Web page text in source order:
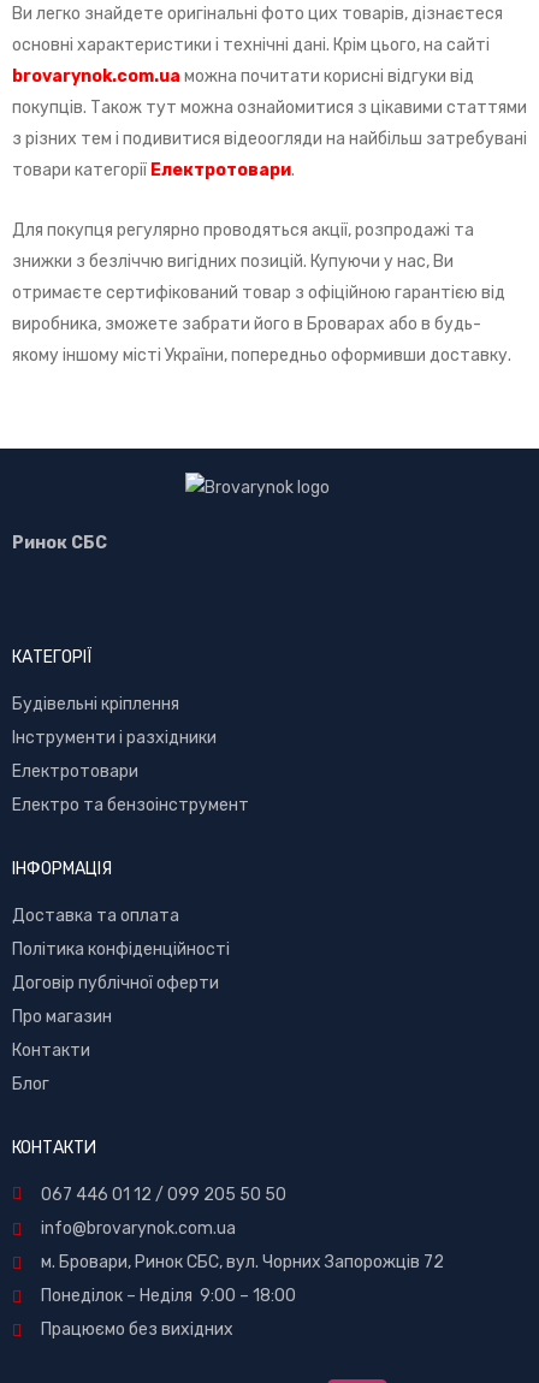
Ви легко знайдете оригінальні фото цих товарів, дізнаєтеся
основні характеристики і технічні дані. Крім цього, на сайті
brovarynok.com.ua можна почитати корисні відгуки від
покупців. Також тут можна ознайомитися з цікавими статтями
з різних тем і подивитися відеоогляди на найбільш затребувані
товари категорії Електротовари.
Для покупця регулярно проводяться акції, розпродажі та
знижки з безліччю вигідних позицій. Купуючи у нас, Ви
отримаєте сертифікований товар з офіційною гарантією від
виробника, зможете забрати його в Броварах або в будь-
якому іншому місті України, попередньо оформивши доставку.
Ринок СБС
КАТЕГОРІЇ
Будівельні кріплення
Інструменти і разхідники
Електротовари
Електро та бензоінструмент
ІНФОРМАЦІЯ
Доставка та оплата
Політика конфіденційності
Договір публічної оферти
Про магазин
Контакти
Блог
КОНТАКТИ
067 446 01 12 / 099 205 50 50
info@brovarynok.com.ua
м. Бровари, Ринок СБС, вул. Чорних Запорожців 72
Понеділок – Неділя 9:00 – 18:00
Працюємо без вихідних